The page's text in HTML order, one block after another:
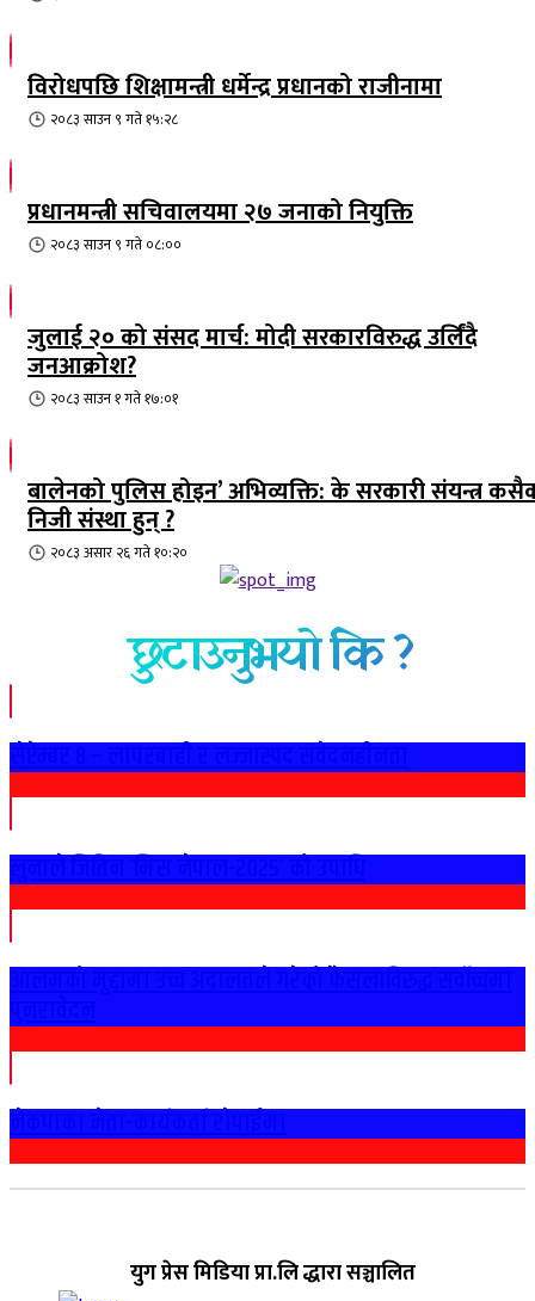
विरोधपछि शिक्षामन्त्री धर्मेन्द्र प्रधानको राजीनामा
२०८३ साउन ९ गते १५:२८
प्रधानमन्त्री सचिवालयमा २७ जनाको नियुक्ति
२०८३ साउन ९ गते ०८:००
जुलाई २० को संसद मार्च: मोदी सरकारविरुद्ध उर्लिंदै
जनआक्रोश?
२०८३ साउन १ गते १७:०१
बालेनको पुलिस होइन’ अभिव्यक्ति: के सरकारी संयन्त्र
निजी संस्था हुन् ?
२०८३ असार २६ गते १०:२०
छुटाउनुभयो कि ?
युग प्रेस मिडिया प्रा.लि द्धारा सञ्चालित